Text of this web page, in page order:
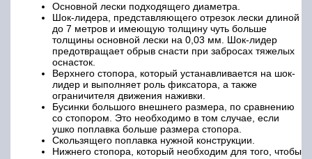
Основной лески подходящего диаметра.
Шок-лидера, представляющего отрезок лески длиной
до 7 метров и имеющую толщину чуть больше
толщины основной лески на 0,03 мм. Шок-лидер
предотвращает обрыв снасти при забросах тяжелых
оснасток.
Верхнего стопора, который устанавливается на шок-
лидер и выполняет роль фиксатора, а также
ограничителя движения наживки.
Бусинки большого внешнего размера, по сравнению
со стопором. Это необходимо в том случае, если
ушко поплавка больше размера стопора.
Скользящего поплавка нужной конструкции.
Нижнего стопора, который необходим для того, чтобы